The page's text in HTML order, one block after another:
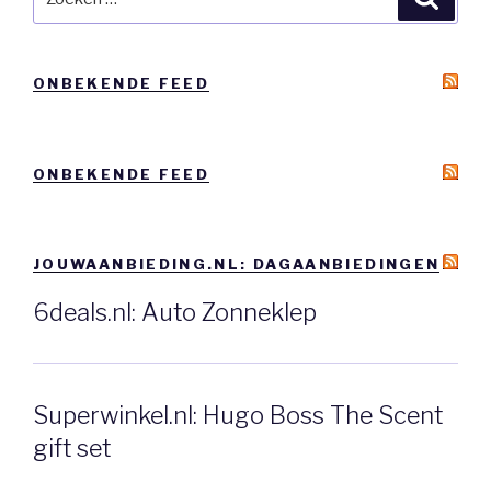
naar:
ONBEKENDE FEED
ONBEKENDE FEED
JOUWAANBIEDING.NL: DAGAANBIEDINGEN
6deals.nl: Auto Zonneklep
Superwinkel.nl: Hugo Boss The Scent
gift set